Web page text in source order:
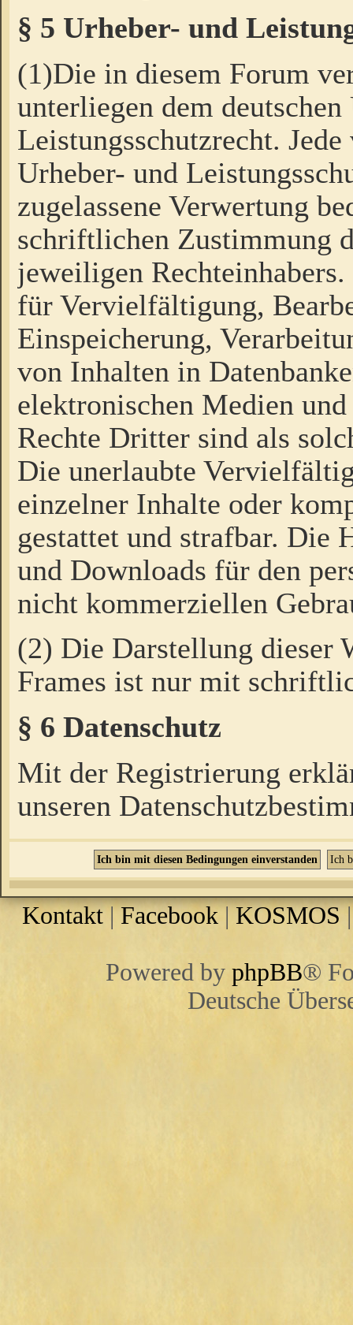
§ 5 Urheber- und
(1)Die in diesem Forum
unterliegen dem
Leistungsschutzrecht.
Urheber- und
zugelassene Verwertung
schriftlichen Zustimmung
jeweiligen
für Vervielfältigung,
Einspeicherung,
von Inhalten in
elektronischen Medien
Rechte Dritter sind als
Die unerlaubte
einzelner Inhalte oder
gestattet und strafbar. Die
und Downloads für den
nicht kommerziellen
(2) Die Darstellung dieser
Frames ist nur mit
§ 6 Datenschutz
Mit der Registrierung
unseren
Kontakt |Facebook | KOSMOS
Powered by phpBB®
Deutsche